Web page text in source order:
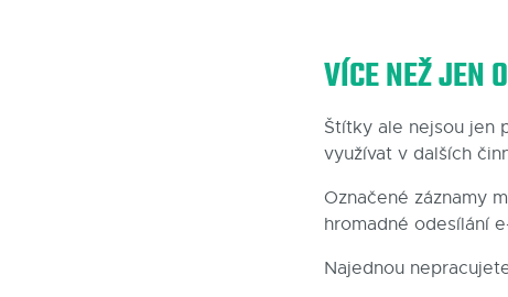
VÍCE NEŽ JEN
Štítky ale nejsou jen
využívat v dalších
Označené záznamy
hromadné odesílání
Najednou